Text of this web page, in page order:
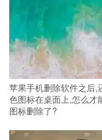
苹果手机删除软件之后,
色图标在桌面上,怎么才
图标删除了?